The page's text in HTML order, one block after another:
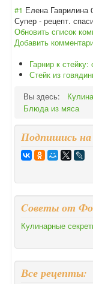
#1 Елена Гаврилина
Супер - рецепт.
Обновить список
Добавить
Гарнир к
Стейк из
Вы здесь:
Блюда из мяса
Подпишись на
Cоветы от
Кулинарные
Все рецепты: